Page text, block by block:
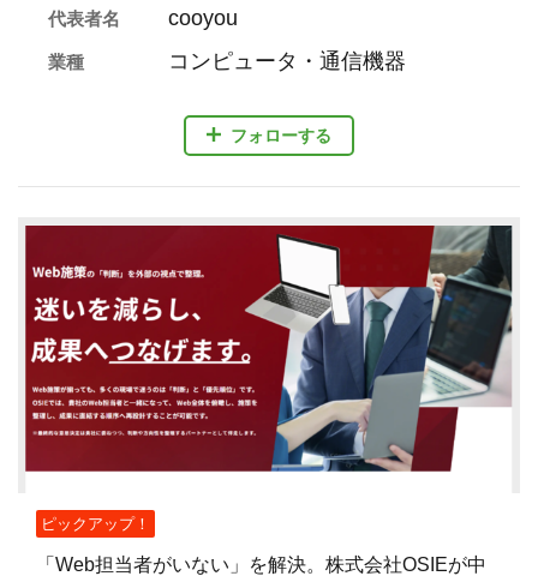
フォローする
代表者名 cooyou
業種 コンピュータ・通信機器
ピックアップ！
「Web担当者がいない」を解決。株式会社OSIEが中